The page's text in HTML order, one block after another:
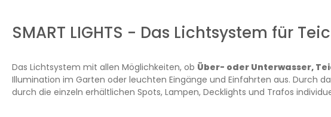
SMART LIGHTS - Das Lichtsystem für
Das Lichtsystem mit allen Möglichkeiten, ob Über- oder Unterwasser,
Illumination im Garten oder leuchten Eingänge und Einfahrten aus. Durch
durch die einzeln erhältlichen Spots, Lampen, Decklights und Trafos